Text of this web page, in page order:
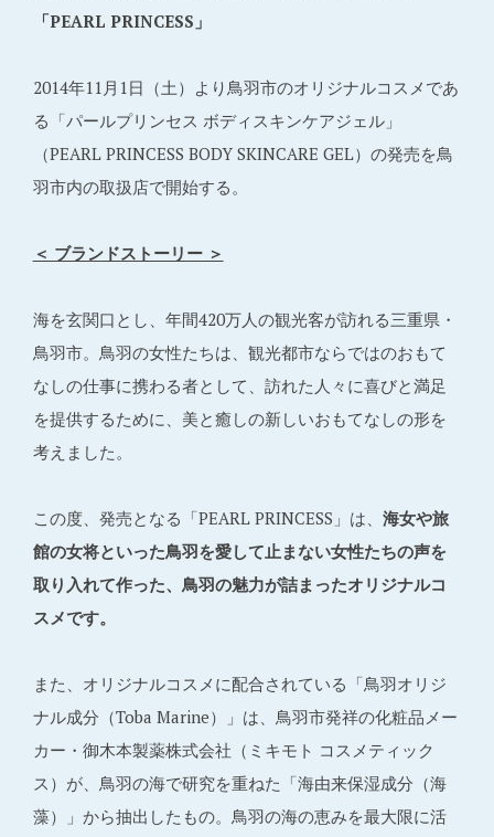
「PEARL PRINCESS」
2014年11月1日（土）より鳥羽市のオリジナルコスメであ
る「パールプリンセス ボディスキンケアジェル」
（PEARL PRINCESS BODY SKINCARE GEL）の発売を鳥
羽市内の取扱店で開始する。
＜ ブランドストーリー ＞
海を玄関口とし、年間420万人の観光客が訪れる三重県・
鳥羽市。鳥羽の女性たちは、観光都市ならではのおもて
なしの仕事に携わる者として、訪れた人々に喜びと満足
を提供するために、美と癒しの新しいおもてなしの形を
考えました。
この度、発売となる「PEARL PRINCESS」は、 海女や旅
館の女将といった鳥羽を愛して止まない女性たちの声を
取り入れて作った、鳥羽の魅力が詰まったオリジナルコ
スメです。
また、オリジナルコスメに配合されている「鳥羽オリジ
ナル成分（Toba Marine）」は、鳥羽市発祥の化粧品メー
カー・御木本製薬株式会社（ミキモト コスメティック
ス）が、鳥羽の海で研究を重ねた「海由来保湿成分（海
藻）」から抽出したもの。鳥羽の海の恵みを最大限に活